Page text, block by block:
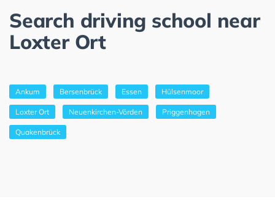
Search driving school near
Loxter Ort
Ankum Bersenbrück Essen Hülsenmoor
Loxter Ort Neuenkirchen-Vörden Priggenhagen
Quakenbrück